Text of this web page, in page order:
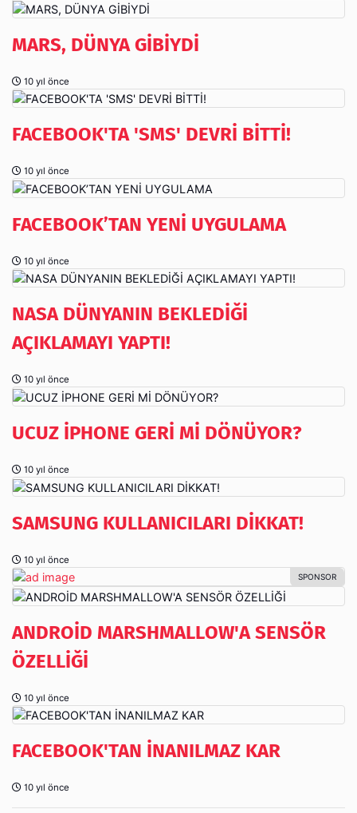
MARS, DÜNYA GİBİYDİ
10 yıl önce
FACEBOOK'TA 'SMS' DEVRİ BİTTİ!
10 yıl önce
FACEBOOK’TAN YENİ UYGULAMA
10 yıl önce
NASA DÜNYANIN BEKLEDİĞİ
AÇIKLAMAYI YAPTI!
10 yıl önce
UCUZ İPHONE GERİ Mİ DÖNÜYOR?
10 yıl önce
SAMSUNG KULLANICILARI DİKKAT!
10 yıl önce
ANDROİD MARSHMALLOW'A SENSÖR
ÖZELLİĞİ
10 yıl önce
FACEBOOK'TAN İNANILMAZ KAR
10 yıl önce